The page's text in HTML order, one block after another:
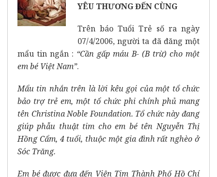
YÊU THƯƠNG ĐẾN CÙNG
Trên báo Tuổi Trẻ số ra ngày
07/4/2006, người ta đã đăng một
mẩu tin ngắn : “Cần gấp máu B- (B trừ) cho một
em bé Việt Nam”.
Mẩu tin nhắn trên là lời kêu gọi của một tổ chức
bảo trợ trẻ em, một tổ chức phi chính phủ mang
tên Christina Noble Foundation. Tổ chức này đang
giúp phẫu thuật tim cho em bé tên Nguyễn Thị
Hồng Cẩm, 4 tuổi, thuộc một gia đình rất nghèo ở
Sóc Trăng.
Em bé được đưa đến Viện Tim Thành Phố Hồ Chí